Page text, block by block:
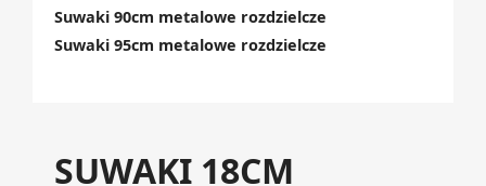
Suwaki 90cm metalowe rozdzielcze
Suwaki 95cm metalowe rozdzielcze
SUWAKI 18CM